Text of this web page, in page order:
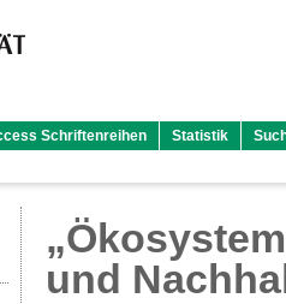
Schriftenreihen Statistik
und